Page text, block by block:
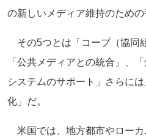
の新しいメディア維持のための
その5つとは「コープ（協同
「公共メディアとの統合」、
システムのサポート」さらに
化」だ。
米国では、地方都市やローカ